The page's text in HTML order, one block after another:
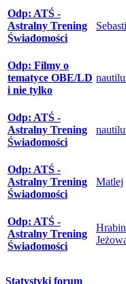
Odp: ATŚ -
Astralny Trening
Świadomości
Odp: Filmy o
tematyce OBE/LD
i nie tylko
Odp: ATŚ -
Astralny Trening
Świadomości
Odp: ATŚ -
Astralny Trening
Świadomości
Matlej
Odp: ATŚ -
Astralny Trening
Świadomości
Statystyki forum